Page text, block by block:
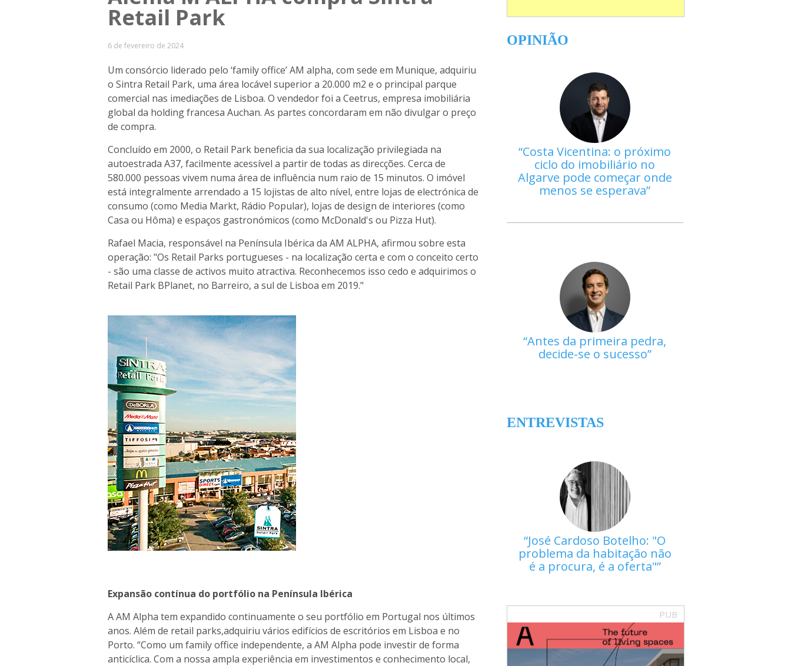
Retail Park
6 de fevereiro de 2024
Um consórcio liderado pelo ‘family office’ AM alpha, com sede em Munique, adquiriu
o Sintra Retail Park, uma área locável superior a 20.000 m2 e o principal parque
comercial nas imediações de Lisboa. O vendedor foi a Ceetrus, empresa imobiliária
global da holding francesa Auchan. As partes concordaram em não divulgar o preço
de compra.
Concluído em 2000, o Retail Park beneficia da sua localização privilegiada na
autoestrada A37, facilmente acessível a partir de todas as direcções. Cerca de
580.000 pessoas vivem numa área de influência num raio de 15 minutos. O imóvel
está integralmente arrendado a 15 lojistas de alto nível, entre lojas de electrónica de
consumo (como Media Markt, Rádio Popular), lojas de design de interiores (como
Casa ou Hôma) e espaços gastronómicos (como McDonald's ou Pizza Hut).
Rafael Macia, responsável na Península Ibérica da AM ALPHA, afirmou sobre esta
operação: "Os Retail Parks portugueses - na localização certa e com o conceito certo
- são uma classe de activos muito atractiva. Reconhecemos isso cedo e adquirimos o
Retail Park BPlanet, no Barreiro, a sul de Lisboa em 2019."
Expansão contínua do portfólio na Península Ibérica
A AM Alpha tem expandido continuamente o seu portfólio em Portugal nos últimos
anos. Além de retail parks,adquiriu vários edifícios de escritórios em Lisboa e no
Porto. “Como um family office independente, a AM Alpha pode investir de forma
anticíclica. Com a nossa ampla experiência em investimentos e conhecimento local,
OPINIÃO
Costa Vicentina: o próximo
ciclo do imobiliário no
Algarve pode começar onde
menos se esperava
Antes da primeira pedra,
decide-se o sucesso
ENTREVISTAS
José Cardoso Botelho: "O
problema da habitação não
é a procura, é a oferta"
PUB